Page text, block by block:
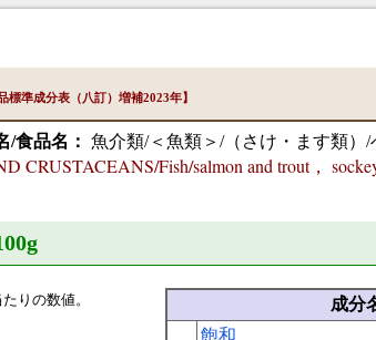
標準成分表（八訂）増補2023年】
/食品名： 魚介類/＜魚類＞/（さけ・ます類）/
CRUSTACEANS/Fish/salmon and trout，
g
りの数値。 成分
飽和